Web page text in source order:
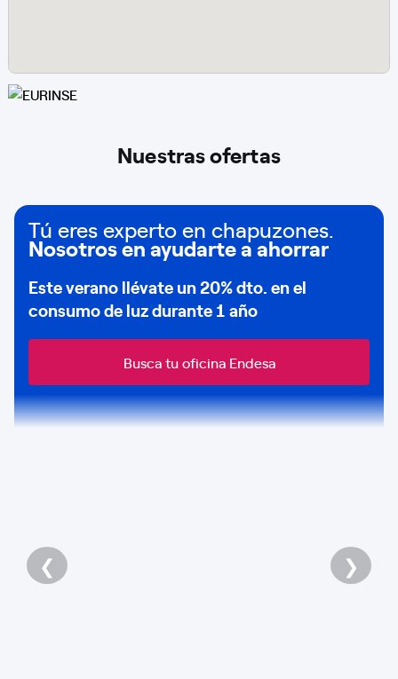
Nuestras ofertas
Tú eres experto en chapuzones.
Nosotros en ayudarte a ahorrar
Este verano llévate un20% dto. en el
consumo deluz durante 1 año
Busca tu oficina Endesa
❮ ❯